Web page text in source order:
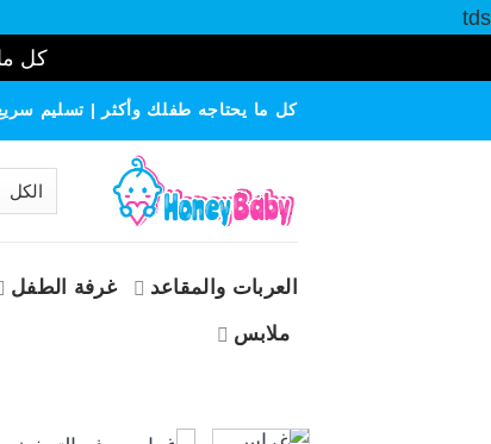
tds
كل
كل ما يحتاجه طفلك وأكثر | تسليم سريع
العربات والمقاعد غرفة الطفل
ملابس